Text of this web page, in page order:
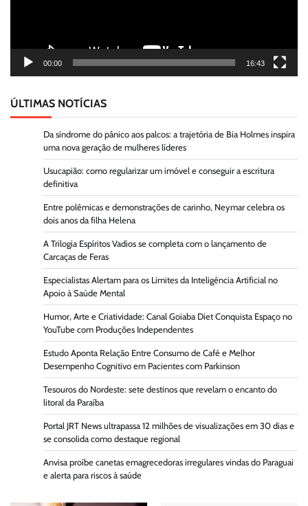
00:00 16:43
ÚLTIMAS NOTÍCIAS
Da síndrome do pânico aos palcos: a trajetória de Bia Holmes inspira
uma nova geração de mulheres líderes
Usucapião: como regularizar um imóvel e conseguir a escritura
definitiva
Entre polêmicas e demonstrações de carinho, Neymar celebra os
dois anos da filha Helena
A Trilogia Espíritos Vadios se completa com o lançamento de
Carcaças de Feras
Especialistas Alertam para os Limites da Inteligência Artificial no
Apoio à Saúde Mental
Humor, Arte e Criatividade: Canal Goiaba Diet Conquista Espaço no
YouTube com Produções Independentes
Estudo Aponta Relação Entre Consumo de Café e Melhor
Desempenho Cognitivo em Pacientes com Parkinson
Tesouros do Nordeste: sete destinos que revelam o encanto do
litoral da Paraíba
Portal JRT News ultrapassa 12 milhões de visualizações em 30 dias e
se consolida como destaque regional
Anvisa proíbe canetas emagrecedoras irregulares vindas do Paraguai
e alerta para riscos à saúde